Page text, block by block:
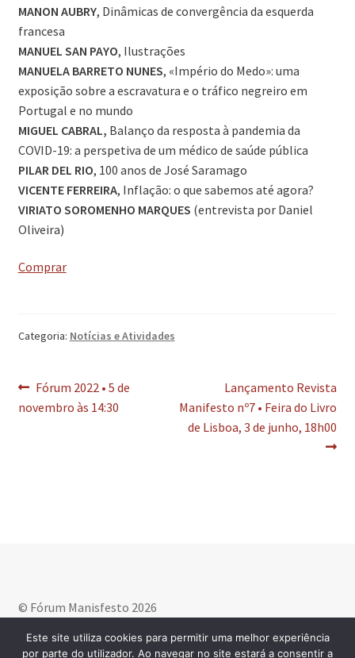
MANON AUBRY, Dinâmicas de convergência da esquerda
francesa
MANUEL SAN PAYO, Ilustrações
MANUELA BARRETO NUNES, «Império do Medo»: uma
exposição sobre a escravatura e o tráfico negreiro em
Portugal e no mundo
MIGUEL CABRAL, Balanço da resposta à pandemia da
COVID-19: a perspetiva de um médico de saúde pública
PILAR DEL RIO, 100 anos de José Saramago
VICENTE FERREIRA, Inflação: o que sabemos até agora?
VIRIATO SOROMENHO MARQUES (entrevista por Daniel
Oliveira)
Comprar
Categoria: Notícias e Atividades
Navegação
de
Artigo
anterior:
Fórum 2022 • 5 de
novembro às 14:30
Artigo
seguinte:
Lançamento Revista
Manifesto nº7 • Feira do Livro
de Lisboa, 3 de junho, 18h00
© Fórum Manisfesto 2026
Este site utiliza cookies para permitir uma melhor experiência
por parte do utilizador. Ao navegar no site estará a consentir a